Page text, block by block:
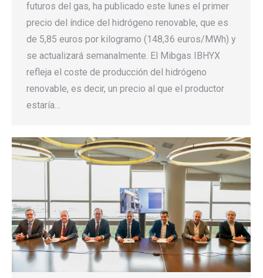
futuros del gas, ha publicado este lunes el primer
precio del índice del hidrógeno renovable, que es
de 5,85 euros por kilogramo (148,36 euros/MWh) y
se actualizará semanalmente. El Mibgas IBHYX
refleja el coste de producción del hidrógeno
renovable, es decir, un precio al que el productor
estaría…